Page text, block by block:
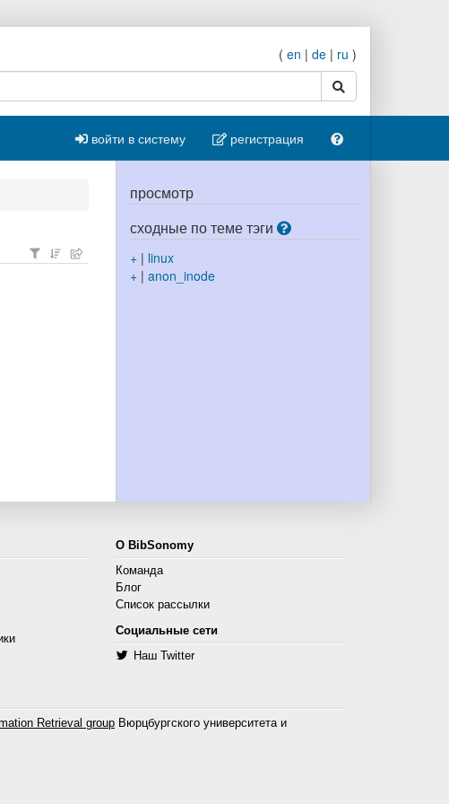
( en | de | ru )
поиск
войти в систему регистрация
просмотр
сходные по теме тэги
+| linux
+| anon_inode
О BibSonomy
Команда
Блог
Список рассылки
Социальные сети
Наш Twitter
Retrieval group Вюрцбургского университета и